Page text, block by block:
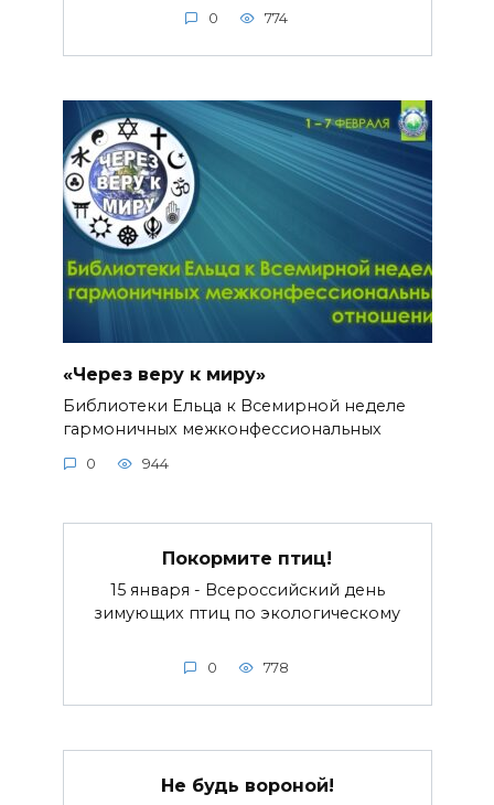
0 774
«Через веру к миру»
Библиотеки Ельца к Всемирной неделе
гармоничных межконфессиональных
0 944
Покормите птиц!
15 января - Всероссийский день
зимующих птиц по экологическому
0 778
Не будь вороной!